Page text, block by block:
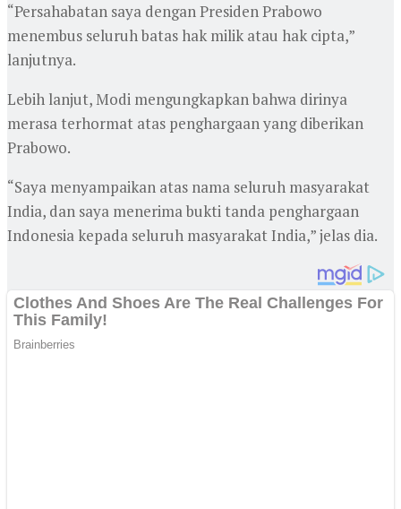
“Persahabatan saya dengan Presiden Prabowo
menembus seluruh batas hak milik atau hak cipta,”
lanjutnya.
Lebih lanjut, Modi mengungkapkan bahwa dirinya
merasa terhormat atas penghargaan yang diberikan
Prabowo.
“Saya menyampaikan atas nama seluruh masyarakat
India, dan saya menerima bukti tanda penghargaan
Indonesia kepada seluruh masyarakat India,” jelas dia.